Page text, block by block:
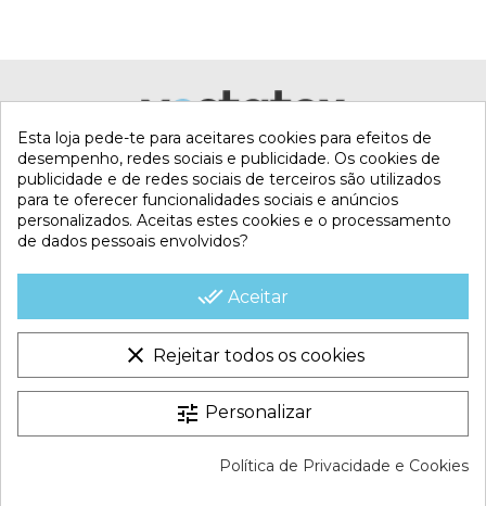
CONTACTA CON NOSOTROS
CONDICIONES COMERCIALES
Aviso legal | Termos e Condições |
Esta loja pede-te para aceitares cookies para efeitos de
desempenho, redes sociais e publicidade. Os cookies de
publicidade e de redes sociais de terceiros são utilizados
para te oferecer funcionalidades sociais e anúncios
personalizados. Aceitas estes cookies e o processamento
de dados pessoais envolvidos?
done_all Aceitar
clear Rejeitar todos os cookies
tune Personalizar
Política de Privacidade e Cookies